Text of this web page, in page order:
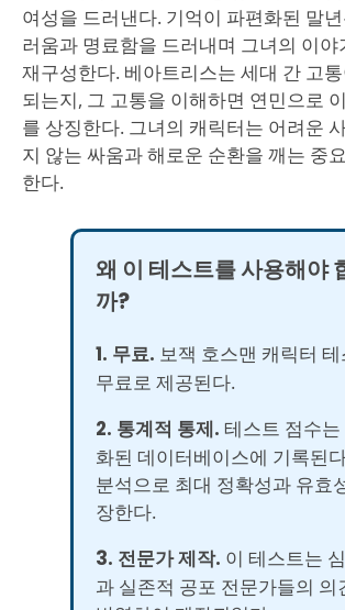
여성을 드러낸다. 기억이 파편화된 말
러움과 명료함을 드러내며 그녀의 이
재구성한다. 베아트리스는 세대 간 고
되는지, 그 고통을 이해하면 연민으로
를 상징한다. 그녀의 캐릭터는 어려운
지 않는 싸움과 해로운 순환을 깨는 중
한다.
왜 이 테스트를 사용해야
까?
1. 무료. 보잭 호스맨 캐릭터
무료로 제공된다.
2. 통계적 통제. 테스트 점수는
화된 데이터베이스에 기록된
분석으로 최대 정확성과 유효
장한다.
3. 전문가 제작. 이 테스트는
과 실존적 공포 전문가들의 의